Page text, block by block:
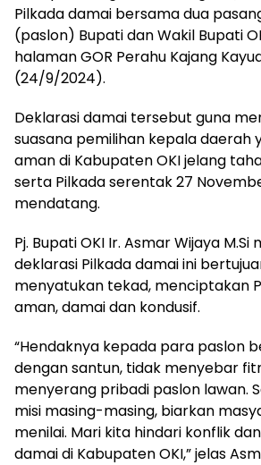
Pilkada damai bersama dua
(paslon) Bupati dan Wakil Bupati
halaman GOR Perahu Kajang
(24/9/2024).
Deklarasi damai tersebut guna
suasana pemilihan kepala daerah
aman di Kabupaten OKI jelang
serta Pilkada serentak 27
mendatang.
Pj. Bupati OKI Ir. Asmar Wijaya
deklarasi Pilkada damai ini
menyatukan tekad, menciptakan
aman, damai dan kondusif.
“Hendaknya kepada para paslon
dengan santun, tidak menyebar
menyerang pribadi paslon lawan.
misi masing-masing, biarkan
menilai. Mari kita hindari konflik
damai di Kabupaten OKI,” jelas